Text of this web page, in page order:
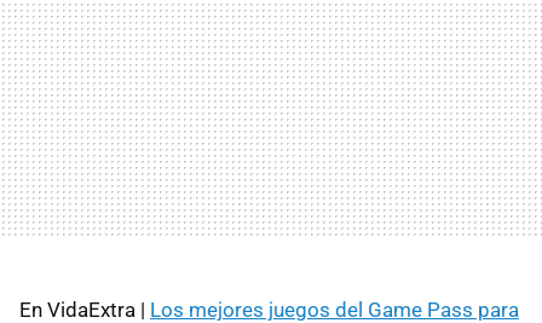
En VidaExtra | Los mejores juegos del Game Pass para